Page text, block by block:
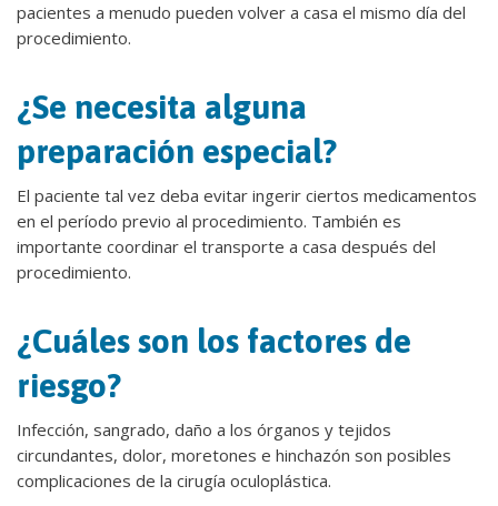
pacientes a menudo pueden volver a casa el mismo día del
procedimiento.
¿Se necesita alguna
preparación especial?
El paciente tal vez deba evitar ingerir ciertos medicamentos
en el período previo al procedimiento. También es
importante coordinar el transporte a casa después del
procedimiento.
¿Cuáles son los factores de
riesgo?
Infección, sangrado, daño a los órganos y tejidos
circundantes, dolor, moretones e hinchazón son posibles
complicaciones de la cirugía oculoplástica.